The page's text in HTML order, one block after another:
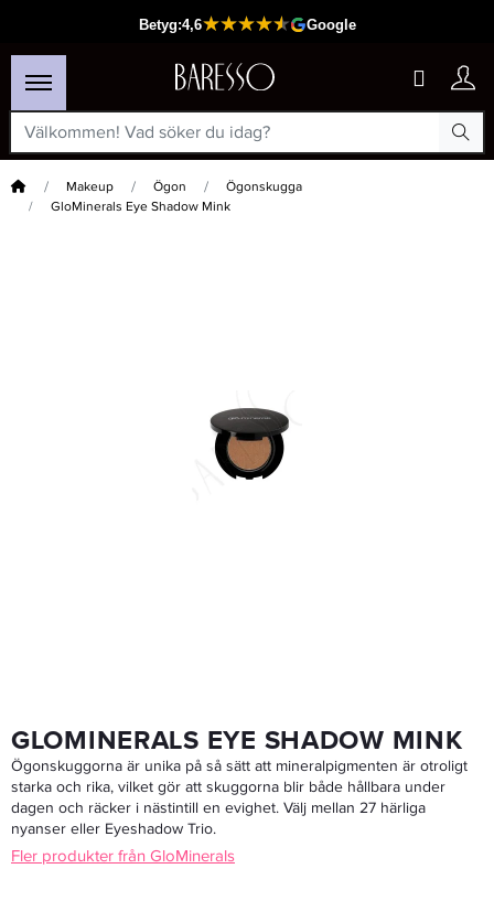
Hem Makeup Ögon
Ögonskugga
GloMinerals Eye Shadow Mink
GLOMINERALS EYE SHADOW MINK
Ögonskuggorna är unika på så sätt att mineralpigmenten är otroligt
starka och rika, vilket gör att skuggorna blir både hållbara under
dagen och räcker i nästintill en evighet. Välj mellan 27 härliga
nyanser eller Eyeshadow Trio.
Fler produkter från GloMinerals